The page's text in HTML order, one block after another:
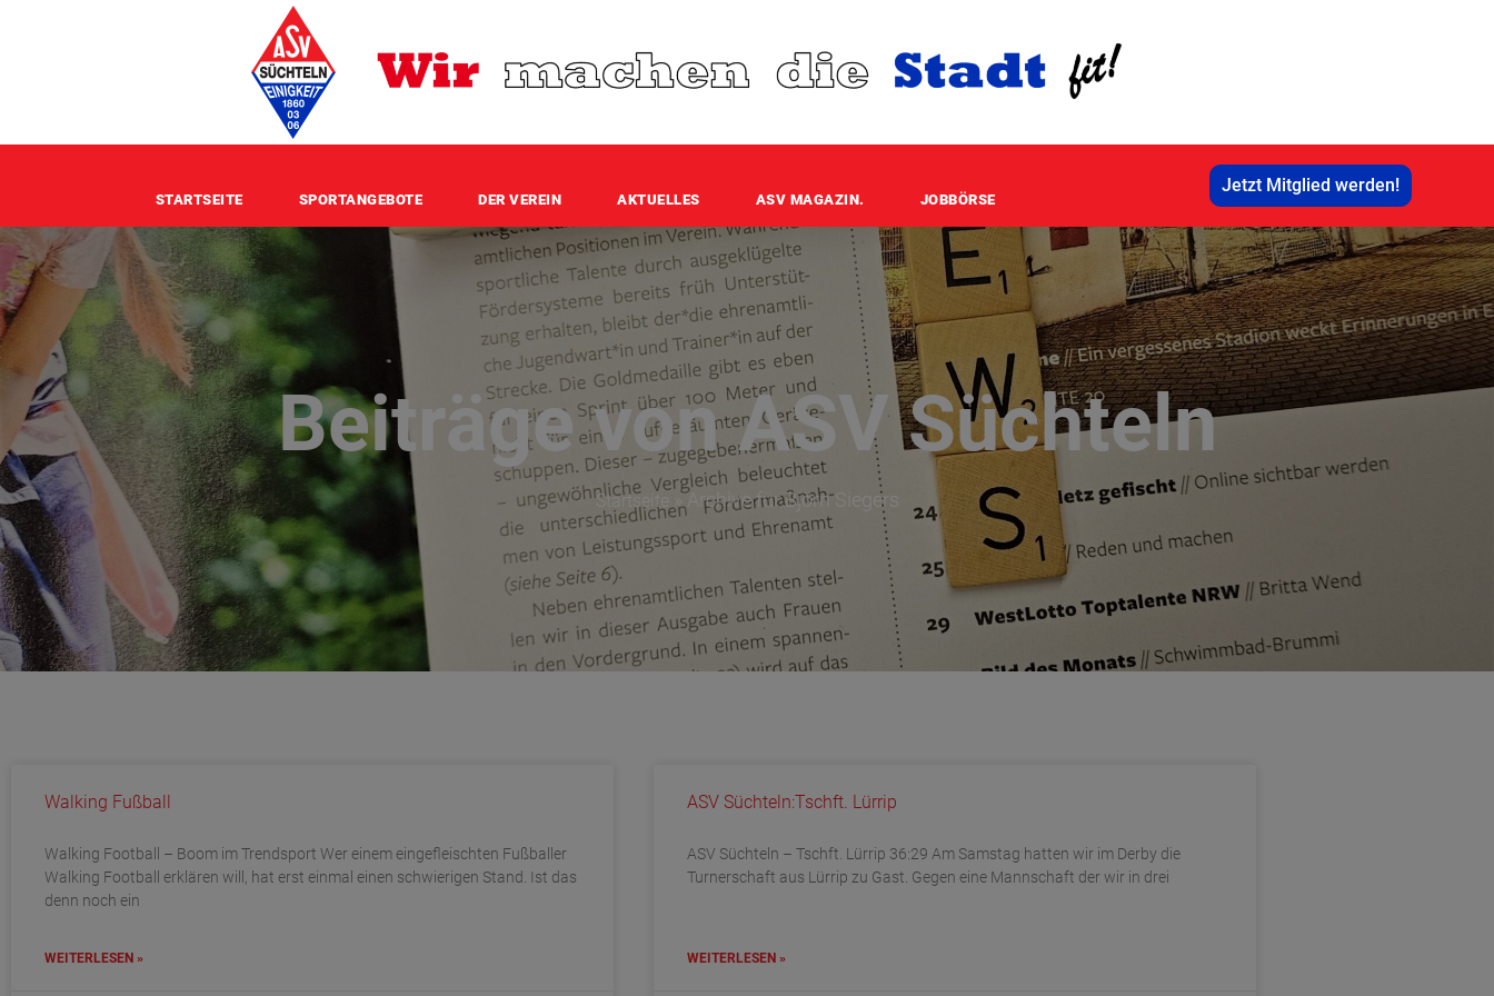
STARTSEITE SPORTANGEBOTE DER VEREIN AKTUELLES ASV MAGAZIN. JOBBÖRSE
Jetzt Mitglied werden!
Beiträge von ASV Süchteln
Startseite »Archive für Björn Siegers
Walking Fußball
Walking Football – Boom im Trendsport Wer einem eingefleischten Fußballer
Walking Football erklären will, hat erst einmal einen schwierigen Stand. Ist das
denn noch ein
WEITERLESEN »
ASV Süchteln:Tschft. Lürrip
ASV Süchteln – Tschft. Lürrip 36:29 Am Samstag hatten wir im Derby die
Turnerschaft aus Lürrip zu Gast. Gegen eine Mannschaft der wir in drei
WEITERLESEN »